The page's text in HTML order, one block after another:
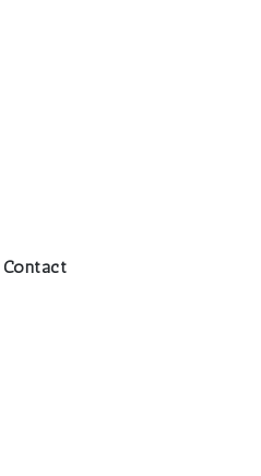
Contact